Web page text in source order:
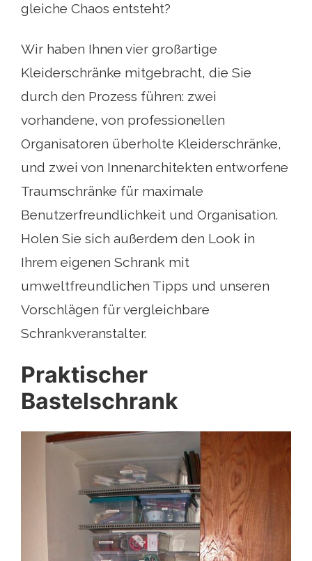
gleiche Chaos entsteht?
Wir haben Ihnen vier großartige
Kleiderschränke mitgebracht, die Sie
durch den Prozess führen: zwei
vorhandene, von professionellen
Organisatoren überholte Kleiderschränke,
und zwei von Innenarchitekten entworfene
Traumschränke für maximale
Benutzerfreundlichkeit und Organisation.
Holen Sie sich außerdem den Look in
Ihrem eigenen Schrank mit
umweltfreundlichen Tipps und unseren
Vorschlägen für vergleichbare
Schrankveranstalter.
Praktischer
Bastelschrank